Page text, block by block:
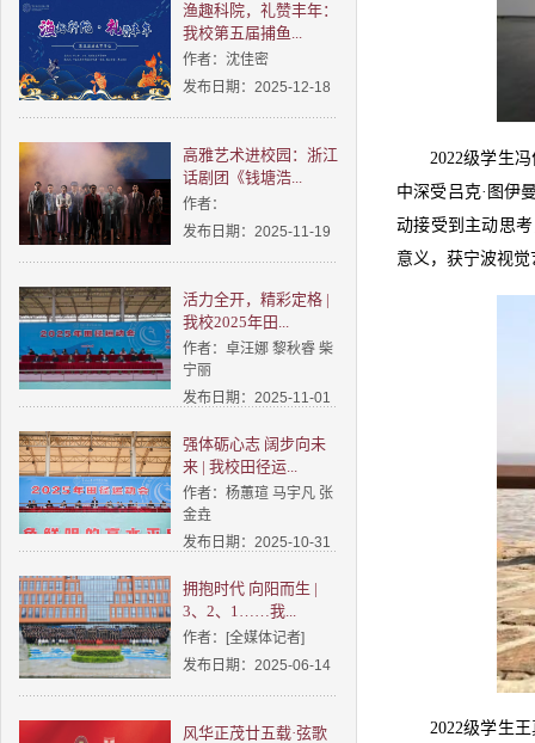
渔趣科院，礼赞丰年：
我校第五届捕鱼...
作者：沈佳密
发布日期：2025-12-18
高雅艺术进校园：浙江
话剧团《钱塘浩...
作者：
发布日期：2025-11-19
活力全开，精彩定格 |
我校2025年田...
作者：卓汪娜 黎秋睿 柴
宁丽
发布日期：2025-11-01
强体砺心志 阔步向未
来 | 我校田径运...
作者：杨蕙瑄 马宇凡 张
金垚
发布日期：2025-10-31
拥抱时代 向阳而生 |
3、2、1……我...
作者：[全媒体记者]
发布日期：2025-06-14
风华正茂廿五载·弦歌
2022级学生
中深受吕克·图伊
动接受到主动思
意义，获宁波视
2022级学生